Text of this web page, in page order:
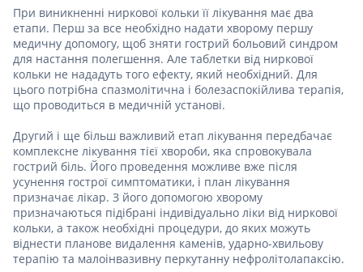
При виникненні ниркової кольки її лікування має два
етапи. Перш за все необхідно надати хворому першу
медичну допомогу, щоб зняти гострий больовий синдром
для настання полегшення. Але таблетки від ниркової
кольки не нададуть того ефекту, який необхідний. Для
цього потрібна спазмолітична і болезаспокійлива терапія,
що проводиться в медичній установі.
Другий і ще більш важливий етап лікування передбачає
комплексне лікування тієї хвороби, яка спровокувала
гострий біль. Його проведення можливе вже після
усунення гострої симптоматики, і план лікування
призначає лікар. З його допомогою хворому
призначаються підібрані індивідуально ліки від ниркової
кольки, а також необхідні процедури, до яких можуть
віднести планове видалення каменів, ударно-хвильову
терапію та малоінвазивну перкутанну нефролітолапаксію.